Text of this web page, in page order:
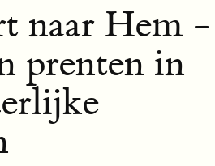
naar Hem -
prenten in